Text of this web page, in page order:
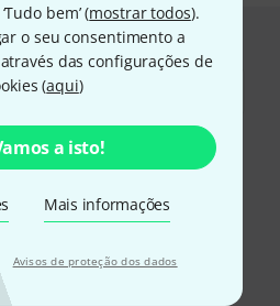
bem’ (mostrar todos).
o seu consentimento a
das configurações de
(aqui)
a isto!
Mais informações
Avisos de proteção dos dados
de forma segura através de
ou Cartão de crédito.
anos
dinheiro de volta